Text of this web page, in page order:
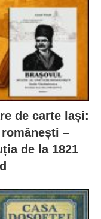
de carte lași:
–
de la 1821